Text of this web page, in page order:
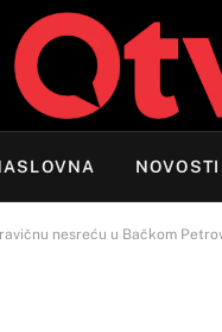
NOVOSTI
nesreću u Bačkom